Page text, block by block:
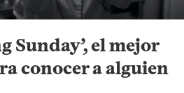
Sunday’, el mejor
conocer a alguien